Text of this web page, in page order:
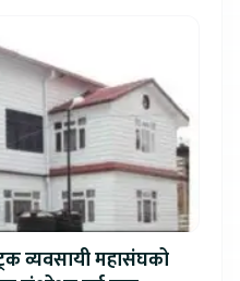
व्यवसायी महासंघको